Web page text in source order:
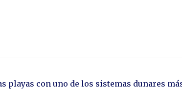
playas con uno de los sistemas dunares